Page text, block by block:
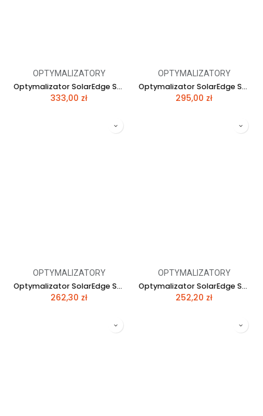
OPTYMALIZATORY
Optymalizator SolarEdge SE-P1100 4RMXMBT
333,00 zł
OPTYMALIZATORY
Optymalizator SolarEdge SE-P370-5R-M4M RM
295,00 zł
OPTYMALIZATORY
Optymalizator SolarEdge SE-P405-5R-M4M RM
262,30 zł
OPTYMALIZATORY
Optymalizator SolarEdge SE-P500-5R-M4M RM
252,20 zł